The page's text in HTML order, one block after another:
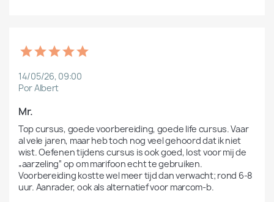
14/05/26, 09:00
Por Albert
Mr.
Top cursus, goede voorbereiding, goede life cursus. Vaar
al vele jaren, maar heb toch nog veel gehoord dat ik niet
wist. Oefenen tijdens cursus is ook goed, lost voor mij de
„aarzeling“ op om marifoon echt te gebruiken.
Voorbereiding kostte wel meer tijd dan verwacht; rond 6-8
uur. Aanrader, ook als alternatief voor marcom-b.